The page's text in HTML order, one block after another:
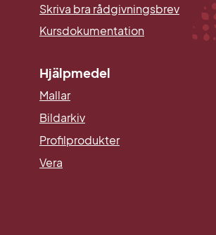
Skriva bra rådgivningsbrev
Kursdokumentation
Hjälpmedel
Mallar
BildarkivLänk till annan webbplats.
Profilprodukter
Vera